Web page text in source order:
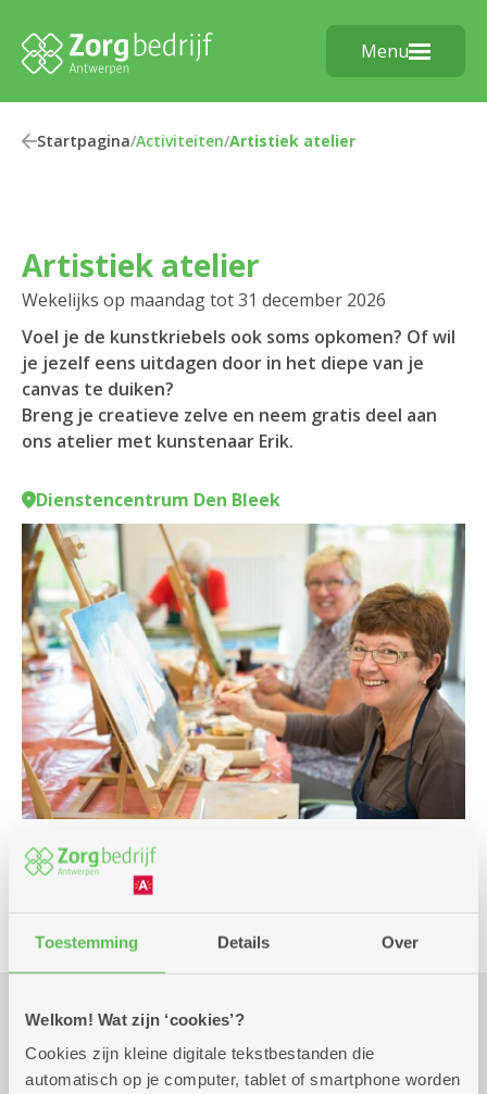
Toestemming Details Over
Welkom! Wat zijn ‘cookies’?
Cookies zijn kleine digitale tekstbestanden die
automatisch op je computer, tablet of smartphone worden
Menu
Startpagina/Activiteiten/Artistiek atelier
Artistiek atelier
Wekelijks op maandag tot 31 december 2026
Voel je de kunstkriebels ook soms opkomen? Of wil
je jezelf eens uitdagen door in het diepe van je
canvas te duiken?
Breng je creatieve zelve en neem gratis deel aan
ons atelier met kunstenaar Erik.
Dienstencentrum Den Bleek
Cursus en workshop
Praktisch